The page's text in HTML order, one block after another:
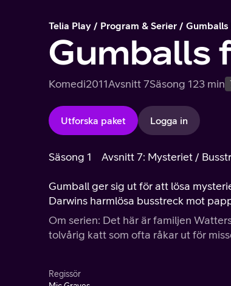
Telia Play Program & Serier
Gumballs
Komedi2011Avsnitt 7Säsong 123 min
Utforska paket Logga in
Säsong 1 Avsnitt 7: Mysteriet /
Gumball ger sig ut för att lösa
Darwins harmlösa busstreck mot
Om serien: Det här är familjen
tolvårig katt som ofta råkar ut för
Regissör